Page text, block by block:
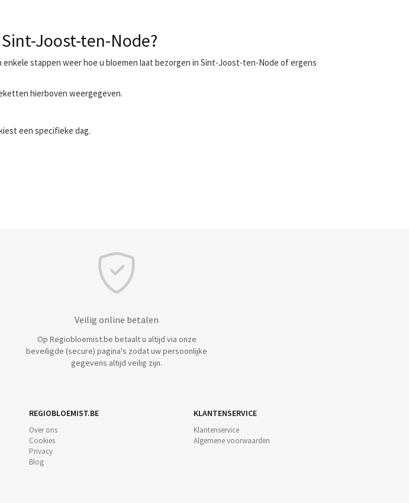
Joost-ten-Node?
stappen weer hoe u bloemen laat bezorgen in Sint-Joost-ten-Node of ergens
hierboven weergegeven.
een specifieke dag.
Veilig online betalen
Op Regiobloemist.be betaalt u altijd via onze
beveiligde (secure) pagina's zodat uw persoonlijke
gegevens altijd veilig zijn.
REGIOBLOEMIST.BE
Over ons
Cookies
Privacy
Blog
KLANTENSERVICE
Klantenservice
Algemene voorwaarden